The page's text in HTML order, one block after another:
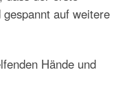
auf weitere
Hände und